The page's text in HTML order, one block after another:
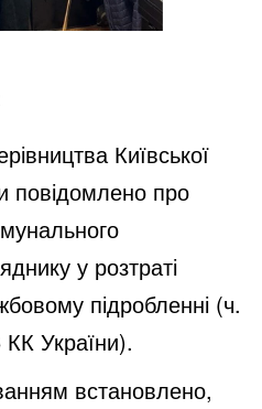
Київської
повідомлено про
у розтраті
підробленні (ч.
України).
встановлено,